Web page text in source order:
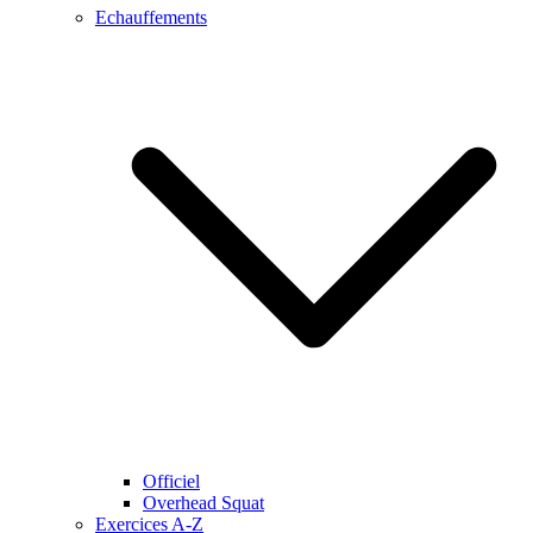
Echauffements
Officiel
Overhead Squat
Exercices A-Z